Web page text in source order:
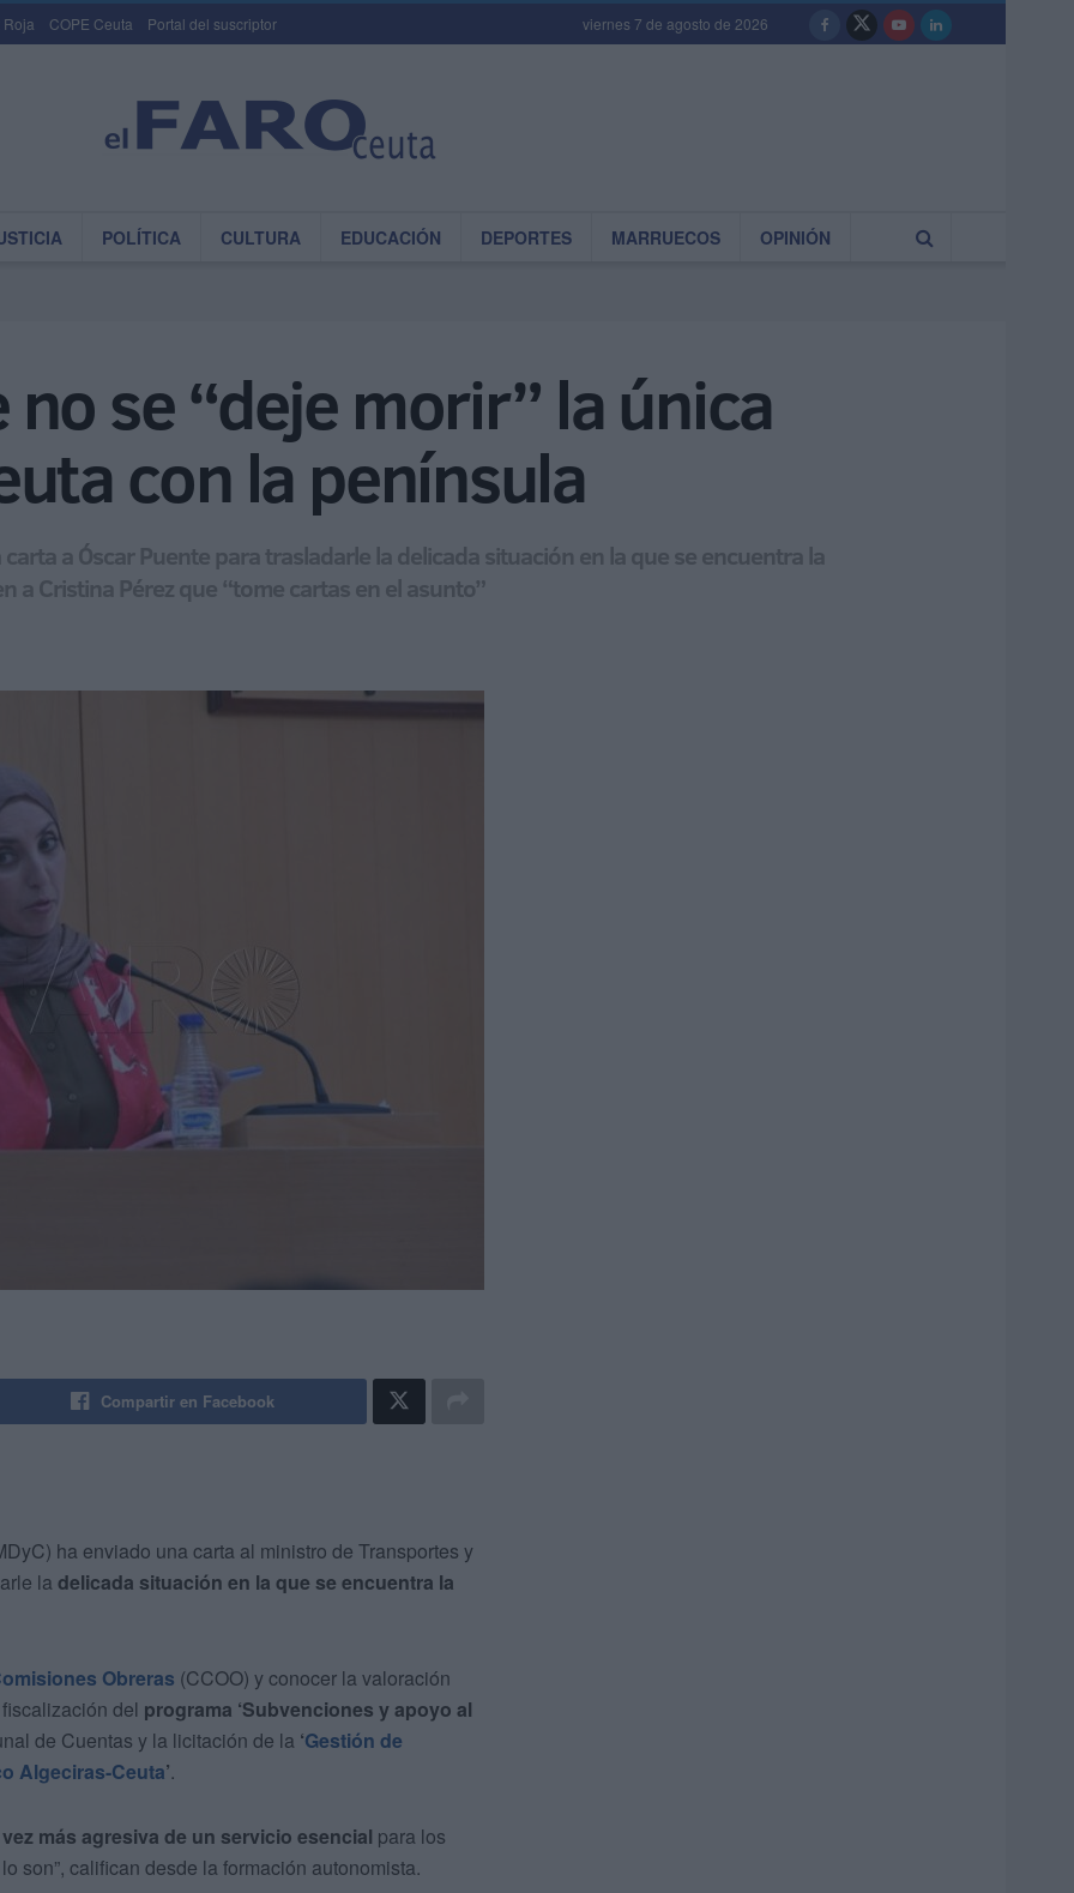
Roja COPE Ceuta Portal del suscriptor viernes 7 de agosto de 2026
POLÍTICA CULTURA EDUCACIÓN DEPORTES MARRUECOS OPINIÓN
no se “deje morir” la única
con la península
a Óscar Puente para trasladarle la delicada situación en la que se encuentra la
Cristina Pérez que “tome cartas en el asunto”
Compartir en Facebook
ha enviado una carta al ministro de Transportes y
la delicada situación en la que se encuentra la
Obreras (CCOO) y conocer la valoración
del programa ‘Subvenciones y apoyo al
de Cuentas y la licitación de la ‘Gestión de
Algeciras-Ceuta’.
más agresiva de un servicio esencial para los
son”, califican desde la formación autonomista.